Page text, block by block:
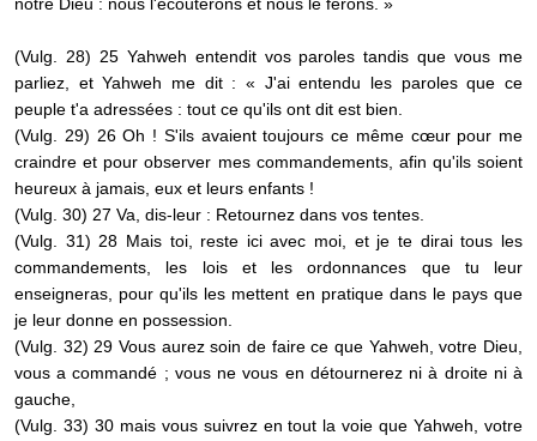
(Vulg. 28) 25 Yahweh entendit vos paroles tandis que vous me
parliez, et Yahweh me dit : « J'ai entendu les paroles que ce
peuple t'a adressées : tout ce qu'ils ont dit est bien.
(Vulg. 29) 26 Oh ! S'ils avaient toujours ce même cœur pour me
craindre et pour observer mes commandements, afin qu'ils soient
heureux à jamais, eux et leurs enfants !
(Vulg. 30) 27 Va, dis-leur : Retournez dans vos tentes.
(Vulg. 31) 28 Mais toi, reste ici avec moi, et je te dirai tous les
commandements, les lois et les ordonnances que tu leur
enseigneras, pour qu'ils les mettent en pratique dans le pays que
je leur donne en possession.
(Vulg. 32) 29 Vous aurez soin de faire ce que Yahweh, votre Dieu,
vous a commandé ; vous ne vous en détournerez ni à droite ni à
gauche,
(Vulg. 33) 30 mais vous suivrez en tout la voie que Yahweh, votre